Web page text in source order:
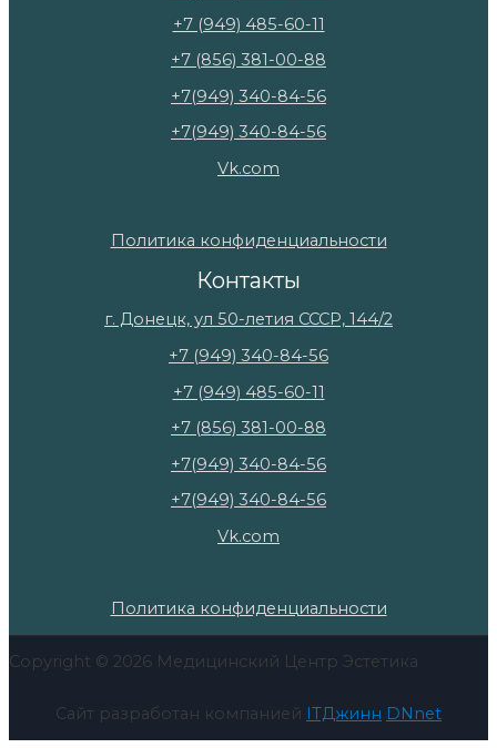
+7 (949) 485-60-11
+7 (856) 381-00-88
+7(949) 340-84-56
+7(949) 340-84-56
Vk.com
Политика конфиденциальности
Контакты
г. Донецк, ул 50-летия СССР, 144/2
+7 (949) 340-84-56
+7 (949) 485-60-11
+7 (856) 381-00-88
+7(949) 340-84-56
+7(949) 340-84-56
Vk.com
Политика конфиденциальности
Copyright © 2026 Медицинский Центр Эстетика
Сайт разработан компанией ITДжинн DNnet